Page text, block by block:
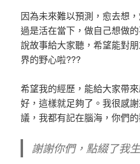
因為未來難以預測，愈去想
過是活在當下，做自己想做
說故事給大家聽，希望能對
界的野心啦???
希望我的經歷，能給大家帶
好，這樣就足夠了。我很感
議，我都有記在腦海，你們
謝謝你們，點綴了我